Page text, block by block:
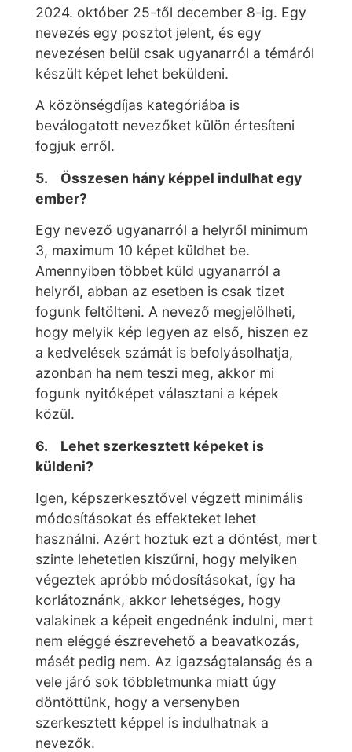
2024. október 25-től december 8-ig. Egy
nevezés egy posztot jelent, és egy
nevezésen belül csak ugyanarról a témáról
készült képet lehet beküldeni.
A közönségdíjas kategóriába is
beválogatott nevezőket külön értesíteni
fogjuk erről.
5. Összesen hány képpel indulhat egy
ember?
Egy nevező ugyanarról a helyről minimum
3, maximum 10 képet küldhet be.
Amennyiben többet küld ugyanarról a
helyről, abban az esetben is csak tizet
fogunk feltölteni. A nevező megjelölheti,
hogy melyik kép legyen az első, hiszen ez
a kedvelések számát is befolyásolhatja,
azonban ha nem teszi meg, akkor mi
fogunk nyitóképet választani a képek
közül.
6. Lehet szerkesztett képeket is
küldeni?
Igen, képszerkesztővel végzett minimális
módosításokat és effekteket lehet
használni. Azért hoztuk ezt a döntést, mert
szinte lehetetlen kiszűrni, hogy melyiken
végeztek apróbb módosításokat, így ha
korlátoznánk, akkor lehetséges, hogy
valakinek a képeit engednénk indulni, mert
nem eléggé észrevehető a beavatkozás,
másét pedig nem. Az igazságtalanság és a
vele járó sok többletmunka miatt úgy
döntöttünk, hogy a versenyben
szerkesztett képpel is indulhatnak a
nevezők.